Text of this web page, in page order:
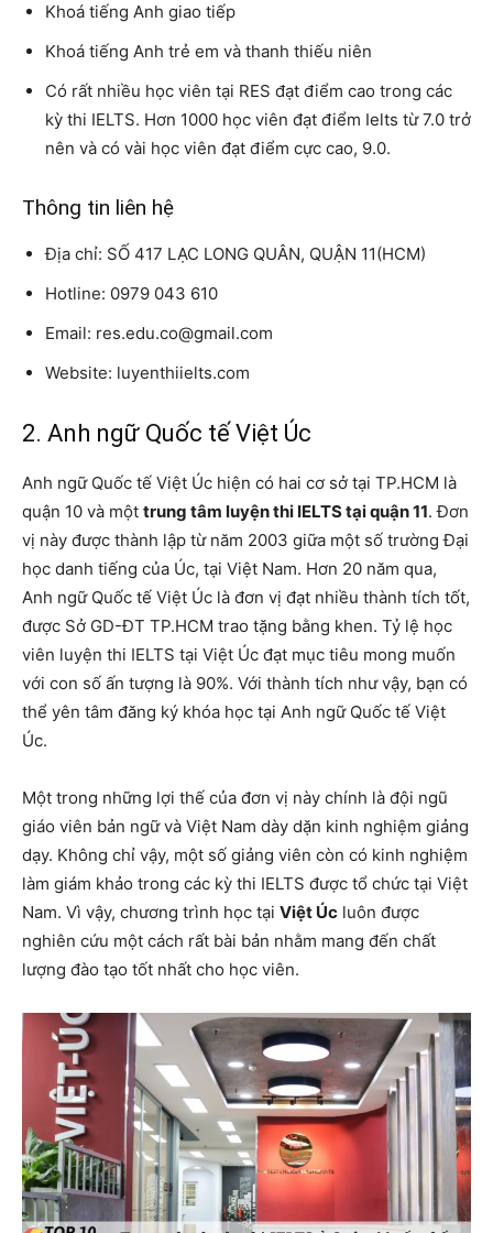
Khoá tiếng Anh giao tiếp
Khoá tiếng Anh trẻ em và thanh thiếu niên
Có rất nhiều học viên tại RES đạt điểm cao trong các
kỳ thi IELTS. Hơn 1000 học viên đạt điểm Ielts từ 7.0 trở
nên và có vài học viên đạt điểm cực cao, 9.0.
Thông tin liên hệ
Địa chỉ: SỐ 417 LẠC LONG QUÂN, QUẬN 11(HCM)
Hotline: 0979 043 610
Email: res.edu.co@gmail.com
Website: luyenthiielts.com
2. Anh ngữ Quốc tế Việt Úc
Anh ngữ Quốc tế Việt Úc hiện có hai cơ sở tại TP.HCM là
quận 10 và một trung tâm luyện thi IELTS tại quận 11. Đơn
vị này được thành lập từ năm 2003 giữa một số trường Đại
học danh tiếng của Úc, tại Việt Nam. Hơn 20 năm qua,
Anh ngữ Quốc tế Việt Úc là đơn vị đạt nhiều thành tích tốt,
được Sở GD-ĐT TP.HCM trao tặng bằng khen. Tỷ lệ học
viên luyện thi IELTS tại Việt Úc đạt mục tiêu mong muốn
với con số ấn tượng là 90%. Với thành tích như vậy, bạn có
thể yên tâm đăng ký khóa học tại Anh ngữ Quốc tế Việt
Úc.
Một trong những lợi thế của đơn vị này chính là đội ngũ
giáo viên bản ngữ và Việt Nam dày dặn kinh nghiệm giảng
dạy. Không chỉ vậy, một số giảng viên còn có kinh nghiệm
làm giám khảo trong các kỳ thi IELTS được tổ chức tại Việt
Nam. Vì vậy, chương trình học tại Việt Úc luôn được
nghiên cứu một cách rất bài bản nhằm mang đến chất
lượng đào tạo tốt nhất cho học viên.